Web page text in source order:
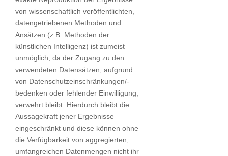
von wissenschaftlich veröffentlichten,
datengetriebenen Methoden und
Ansätzen (z.B. Methoden der
künstlichen Intelligenz) ist zumeist
unmöglich, da der Zugang zu den
verwendeten Datensätzen, aufgrund
von Datenschutzeinschränkungen/-
bedenken oder fehlender Einwilligung,
verwehrt bleibt. Hierdurch bleibt die
Aussagekraft jener Ergebnisse
eingeschränkt und diese können ohne
die Verfügbarkeit von aggregierten,
umfangreichen Datenmengen nicht ihr